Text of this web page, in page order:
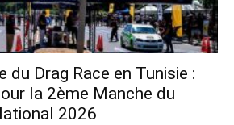
du Drag Race en Tunisie :
la 2ème Manche du
2026